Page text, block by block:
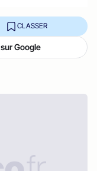
CLASSER
Google